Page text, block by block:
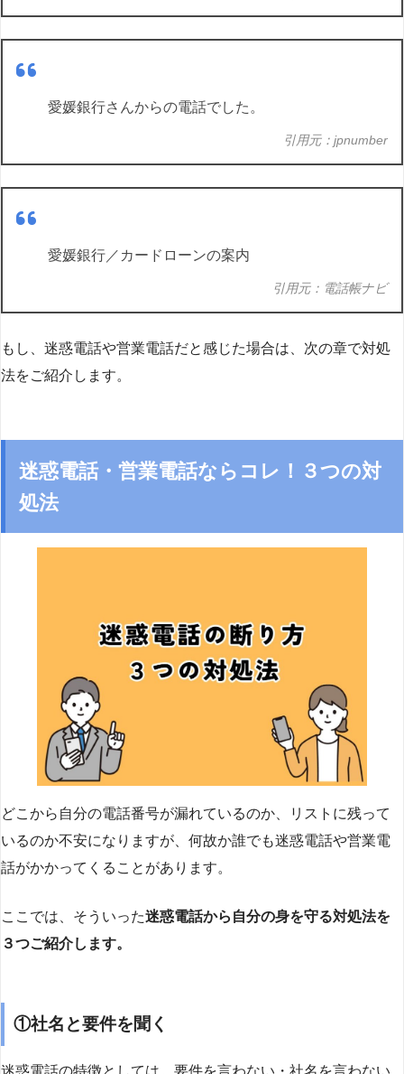
愛媛銀行さんからの電話でした。
引用元：jpnumber
愛媛銀行／カードローンの案内
引用元：電話帳ナビ
もし、迷惑電話や営業電話だと感じた場合は、次の章で対処
法をご紹介します。
迷惑電話・営業電話ならコレ！３つの対
処法
どこから自分の電話番号が漏れているのか、リストに残って
いるのか不安になりますが、何故か誰でも迷惑電話や営業電
話がかかってくることがあります。
ここでは、そういった迷惑電話から自分の身を守る対処法を
３つご紹介します。
①社名と要件を聞く